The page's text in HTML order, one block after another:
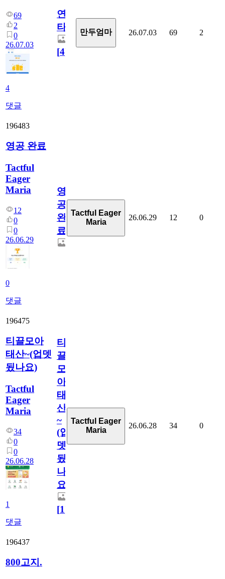
69
2
0
26.07.03
4
댓글
연
타
[4]
만두엄마 26.07.03 69 2
196483
영공 완료
Tactful
Eager
Maria
12
0
0
26.06.29
0
댓글
영
공
완
료
Tactful Eager
Maria
26.06.29 12 0
196475
티끌모아
태산~(업뎃
됬나요)
Tactful
Eager
Maria
34
0
0
26.06.28
1
댓글
티
끌
모
아
태
산
~
(업
뎃
됬
나
요)
[1]
Tactful Eager
Maria
26.06.28 34 0
196437
800고지.